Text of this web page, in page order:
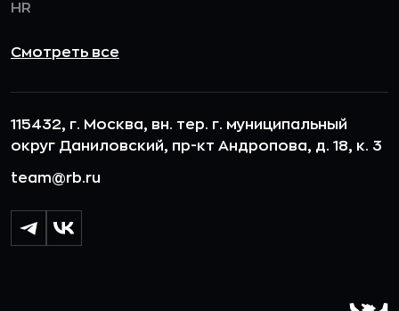
HR
Смотреть все
115432, г. Москва, вн. тер. г. муниципальный
округ Даниловский, пр-кт Андропова, д. 18, к. 3
team@rb.ru